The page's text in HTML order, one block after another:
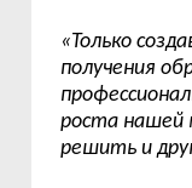
«Только
получения
роста
решить и